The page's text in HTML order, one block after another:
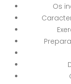
Os